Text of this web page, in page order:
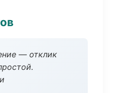
— отклик